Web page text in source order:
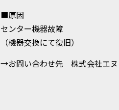
■原因
センター機器故障
（機器交換にて復旧）
→お問い合わせ先 株式会社エ